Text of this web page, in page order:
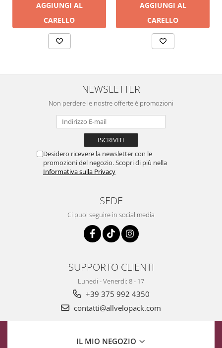
AGGIUNGI AL
CARELLO
AGGIUNGI AL
CARELLO
NEWSLETTER
Non perdere le nostre offerte è promozioni
Desidero ricevere la newsletter con le
promozioni del negozio. Scopri di più nella
Informativa sulla Privacy
SEDE
Ci puoi seguire in social media
SUPPORTO CLIENTI
Lunedi - Venerdi: 8 - 17
+39 375 992 4350
contatti@allvelopack.com
IL MIO NEGOZIO